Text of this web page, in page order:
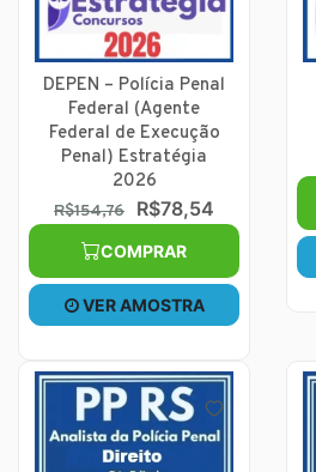
DEPEN – Polícia Penal
Federal (Agente
Federal de Execução
Penal) Estratégia
2026
R$154,76 R$78,54
COMPRAR
VER AMOSTRA